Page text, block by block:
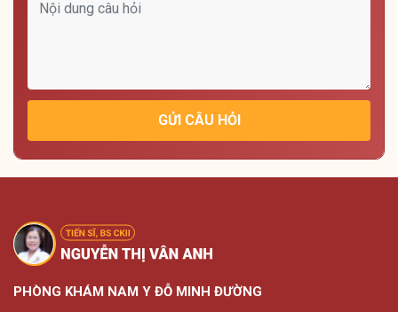
GỬI CÂU HỎI
PHÒNG KHÁM NAM Y ĐỖ MINH ĐƯỜNG